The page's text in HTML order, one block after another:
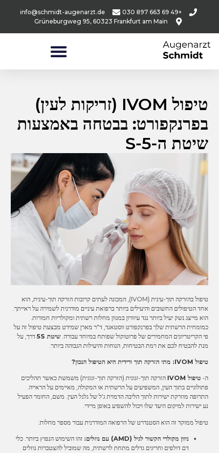
+49 69 663 897 030
info@schmidt-augenarzt.de
Grüneburgweg 95, 60323 Frankfurt am Main
טיפול IVOM (זריקות לעין)
בפרנקפורט: בבטחה באמצעות
שיטת ה-5-S
טיפול בהזרקה תוך-עינית (IVOM), המכונה לעתים קרובות הזרקה תוך-עינית, הוא
אחד הטיפולים החשובים והיעילים ביותר ברפואת עיניים מודרנית לשמירה על ראייתך.
הוא מייצג נשק יעיל ביותר נגד עיוורון במגוון מחלות רשתית ומקולריות חמורות.
כמומחית הרשתית שלך בפרנקפורט ווסטאנד, ד"ר מארן שמידט מבצעת טיפול זה על
פי הקריטריונים המחמירים של פרוטוקול שפותח במיוחד עבורה.שיטת 5S
דרך, על
מנת להבטיח לכם את רמת הבטיחות, הנוחות והיעילות הגבוהה ביותר.
טיפול IVOM: מתי הזרקה תוך ורידית היא הטיפול הנכון?
ה- טיפול IVOM
הזרקה תוך-זגוגית (הזרקה תוך-זגוגית) משמשת כאשר תהליכים
פתולוגיים בתוך העין, המשפיעים על הרשתית או המקולה, מאיימים על הראייה.
התרופה מוזרקת ישירות לתוך הליבה הדמוית ג'ל של גלגל העין. משם, החומר הפעיל
נע ישירות למיקום היעד שלו ויכול להשפיע באופן מיידי.
טיפול ממוקד זה הוא הסטנדרט של הרפואה המודרנית עבור מספר מחלות:
ניוון מקולרי הקשור לגיל (AMD) עם נוזלים:
זהו השימוש הנפוץ ביותר. כלי
דם דולפים וחריגים גדלים מתחת לרשתית, מה שמוביל להצטברות נוזלים